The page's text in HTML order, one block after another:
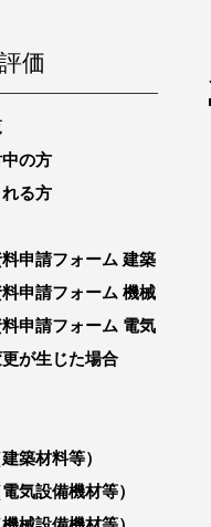
価
の方
る方
申請フォーム 建築
申請フォーム 機械
申請フォーム 電気
が生じた場合
築材料等）
気設備機材等）